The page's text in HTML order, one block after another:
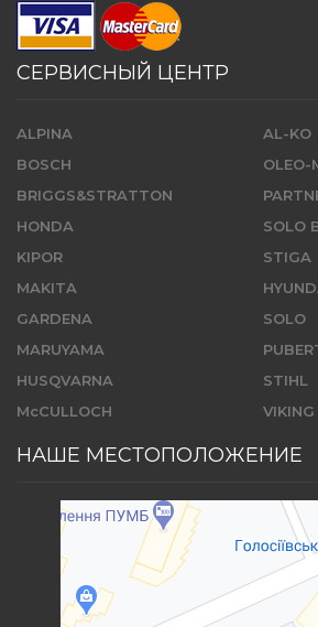
СЕРВИСНЫЙ ЦЕНТР
ALPINA
BOSCH
BRIGGS&STRATTON
HONDA
KIPOR
MAKITA
GARDENA
MARUYAMA
HUSQVARNA
McCULLOCH
AL-KO
OLEO-
SOLO
STIGA
SOLO
STIHL
VIKING
НАШЕ МЕСТОПОЛОЖЕНИЕ